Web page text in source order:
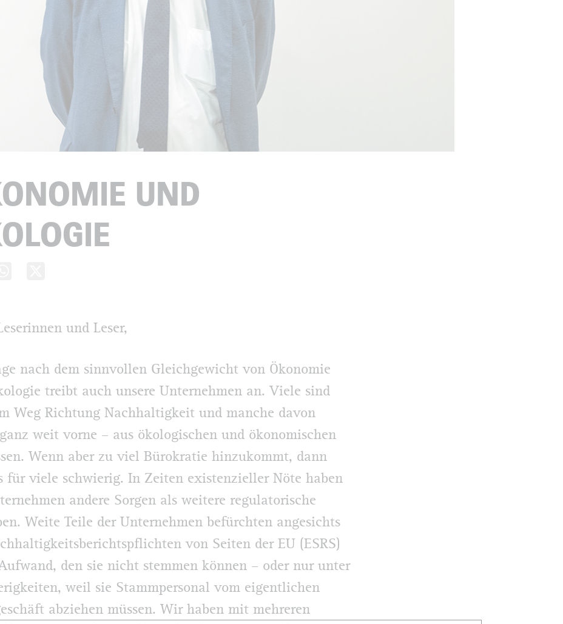
UND
und Leser,
nach dem sinnvollen Gleichgewicht von Ökonomie
treibt auch unsere Unternehmen an. Viele sind
Weg Richtung Nachhaltigkeit und manche davon
weit vorne – aus ökologischen und ökonomischen
Wenn aber zu viel Bürokratie hinzukommt, dann
für viele schwierig. In Zeiten existenzieller Nöte haben
andere Sorgen als weitere regulatorische
Weite Teile der Unternehmen befürchten angesichts
von Seiten der EU (ESRS)
den sie nicht stemmen können – oder nur unter
weil sie Stammpersonal vom eigentlichen
abziehen müssen. Wir haben mit mehreren